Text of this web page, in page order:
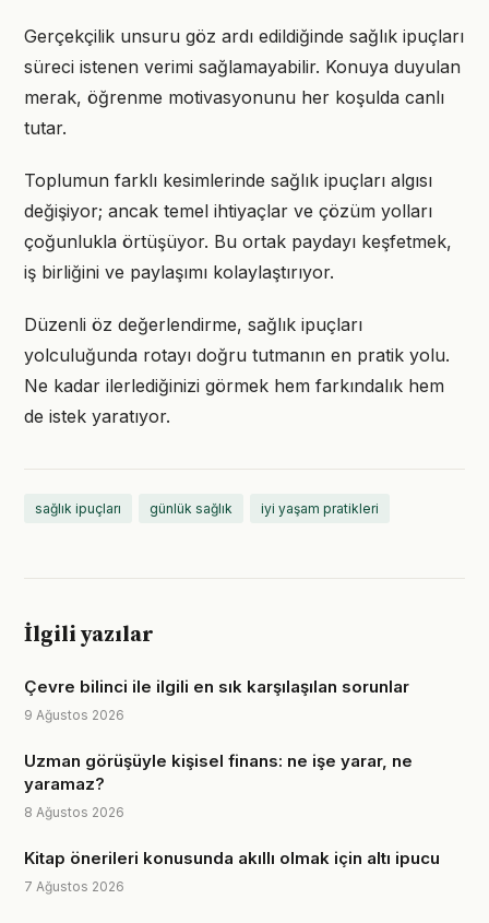
Gerçekçilik unsuru göz ardı edildiğinde sağlık ipuçları
süreci istenen verimi sağlamayabilir. Konuya duyulan
merak, öğrenme motivasyonunu her koşulda canlı
tutar.
Toplumun farklı kesimlerinde sağlık ipuçları algısı
değişiyor; ancak temel ihtiyaçlar ve çözüm yolları
çoğunlukla örtüşüyor. Bu ortak paydayı keşfetmek,
iş birliğini ve paylaşımı kolaylaştırıyor.
Düzenli öz değerlendirme, sağlık ipuçları
yolculuğunda rotayı doğru tutmanın en pratik yolu.
Ne kadar ilerlediğinizi görmek hem farkındalık hem
de istek yaratıyor.
sağlık ipuçları günlük sağlık iyi yaşam pratikleri
İlgili yazılar
Çevre bilinci ile ilgili en sık karşılaşılan sorunlar
9 Ağustos 2026
Uzman görüşüyle kişisel finans: ne işe yarar, ne
yaramaz?
8 Ağustos 2026
Kitap önerileri konusunda akıllı olmak için altı ipucu
7 Ağustos 2026